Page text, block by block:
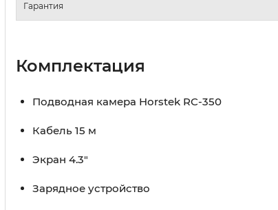
Гарантия
Комплектация
Подводная камера Horstek RC-350
Кабель 15 м
Экран 4.3″
Зарядное устройство